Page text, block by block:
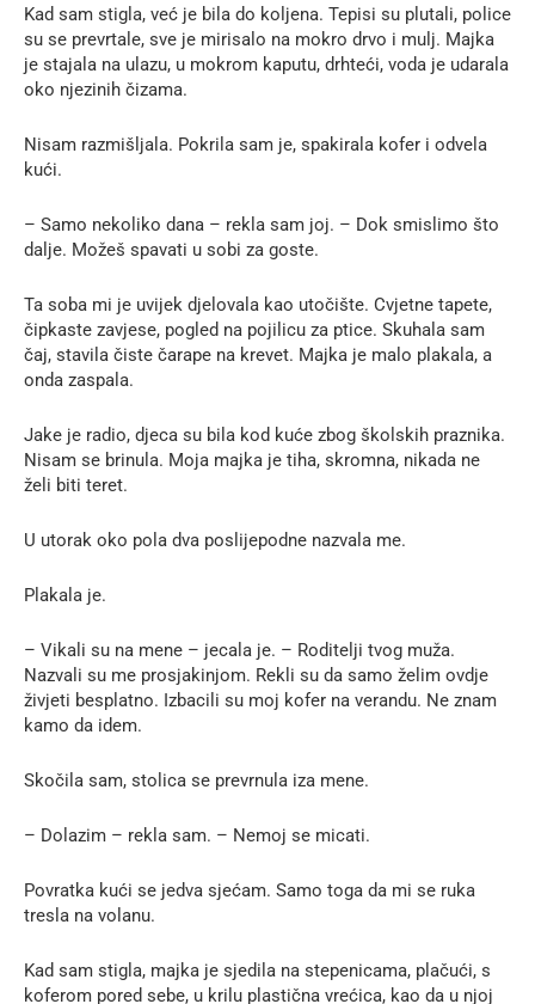
Kad sam stigla, već je bila do koljena. Tepisi su plutali, police
su se prevrtale, sve je mirisalo na mokro drvo i mulj. Majka
je stajala na ulazu, u mokrom kaputu, drhteći, voda je udarala
oko njezinih čizama.
Nisam razmišljala. Pokrila sam je, spakirala kofer i odvela
kući.
– Samo nekoliko dana – rekla sam joj. – Dok smislimo što
dalje. Možeš spavati u sobi za goste.
Ta soba mi je uvijek djelovala kao utočište. Cvjetne tapete,
čipkaste zavjese, pogled na pojilicu za ptice. Skuhala sam
čaj, stavila čiste čarape na krevet. Majka je malo plakala, a
onda zaspala.
Jake je radio, djeca su bila kod kuće zbog školskih praznika.
Nisam se brinula. Moja majka je tiha, skromna, nikada ne
želi biti teret.
U utorak oko pola dva poslijepodne nazvala me.
Plakala je.
– Vikali su na mene – jecala je. – Roditelji tvog muža.
Nazvali su me prosjakinjom. Rekli su da samo želim ovdje
živjeti besplatno. Izbacili su moj kofer na verandu. Ne znam
kamo da idem.
Skočila sam, stolica se prevrnula iza mene.
– Dolazim – rekla sam. – Nemoj se micati.
Povratka kući se jedva sjećam. Samo toga da mi se ruka
tresla na volanu.
Kad sam stigla, majka je sjedila na stepenicama, plačući, s
koferom pored sebe, u krilu plastična vrećica, kao da u njoj